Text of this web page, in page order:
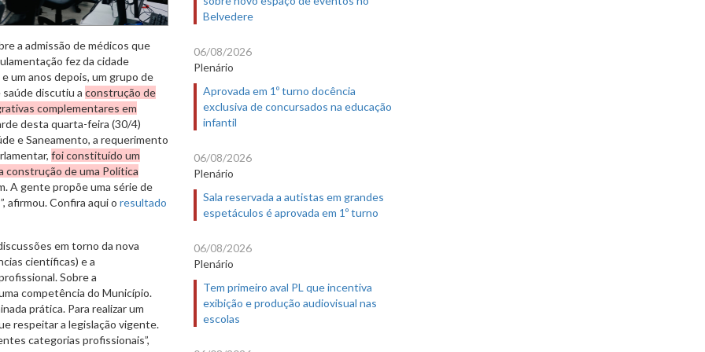
a admissão de médicos que
fez da cidade
um anos depois, um grupo de
discutiu a construção de
complementares em
desta quarta-feira (30/4)
e Saneamento, a requerimento
foi constituído um
construção de uma Política
A gente propõe uma série de
afirmou. Confira aqui o resultado
em torno da nova
científicas) e a
Sobre a
competência do Município.
prática. Para realizar um
respeitar a legislação vigente.
categorias profissionais”,
Belvedere
06/08/2026
Plenário
Aprovada em 1º turno docência
exclusiva de concursados na educação
infantil
06/08/2026
Plenário
Sala reservada a autistas em grandes
espetáculos é aprovada em 1º turno
06/08/2026
Plenário
Tem primeiro aval PL que incentiva
exibição e produção audiovisual nas
escolas